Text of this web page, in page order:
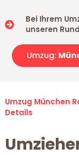
Bei Ihrem
unseren
Umzug:
Umzug München
Details